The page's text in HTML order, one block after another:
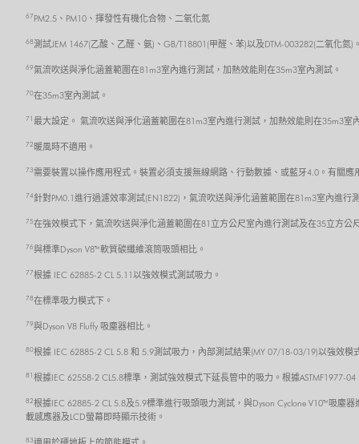
67 PM2.5、PM10、揮發性有機化合物、二氧化氮
68 測試JEM 1467(乙酸、乙醛、氨)、GB/T18801(甲醛、苯)以及DTM-003282(二氧化
69氣流吹送與淨化涵蓋範圍在81m3室內進行測試，加熱效能則在35m3室內測試。
70在35m3室內測試。
71 最大設定。 氣流吹送與淨化涵蓋範圍在81m3室內進行測試，加熱效能則在35m3室
72 暖風時不適用。
73 需要裝置以操作應用程式。裝置必須支援無線網路、行動數據、或藍牙4.0。有關
74 針對PM0.1進行過濾效率測試(EN1822)，氣流吹送與淨化涵蓋範圍在81m3室內進行
75在強效模式下，氣流吹送與淨化涵蓋範圍在81立方公尺室內進行測試及在35立方公
76與標準Dyson V8™ 軟質碳纖維滾筒吸頭相比。
77根據 IEC 62885-2 CL 5.11以強效模式測試吸力。
78在標準吸力模式下。
79與Dyson V8 Fluffy 吸塵器相比。
80根據 IEC 62885-2 CL 5.8 和 5.9測試吸力，內部測試結果(MY 07/18-03/19)以強效模
81 根據IEC 62558-2 CL5.8標準，測試強效模式下延長管中的吸力。根據ASTMF1977-
82根據IEC 62885-2 CL 5.8及5.9標準進行吸頭吸力測試，與Dyson Cyclone V10™吸
載感應器及LCD螢幕即時顯示技術。
83